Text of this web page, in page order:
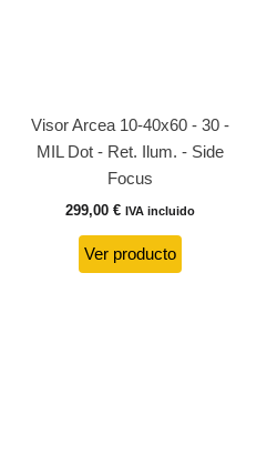
Visor Arcea 10-40x60 - 30 -
MIL Dot - Ret. Ilum. - Side
Focus
299,00 € IVA incluido
Ver producto